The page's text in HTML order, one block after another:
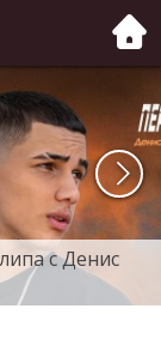
с Денис